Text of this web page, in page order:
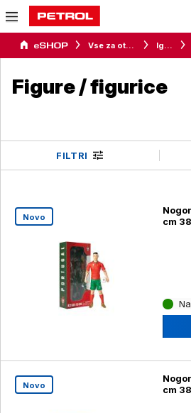
Vse za otroke Igrače
Figure / figurice
FILTRI
Novo
cm
Novo
cm